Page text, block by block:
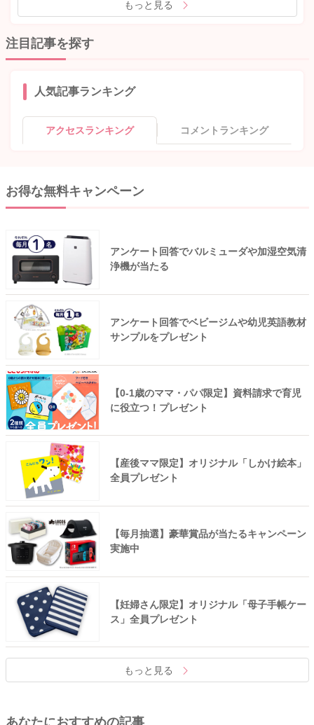
もっと見る
注目記事を探す
人気記事ランキング
アクセスランキング コメントランキング
お得な無料キャンペーン
アンケート回答でバルミューダや加湿空気清
浄機が当たる
アンケート回答でベビージムや幼児英語教材
サンプルをプレゼント
【0-1歳のママ・パパ限定】資料請求で育児
に役立つ！プレゼント
【産後ママ限定】オリジナル「しかけ絵本」
全員プレゼント
【毎月抽選】豪華賞品が当たるキャンペーン
実施中
【妊婦さん限定】オリジナル「母子手帳ケー
ス」全員プレゼント
もっと見る
あなたにおすすめの記事